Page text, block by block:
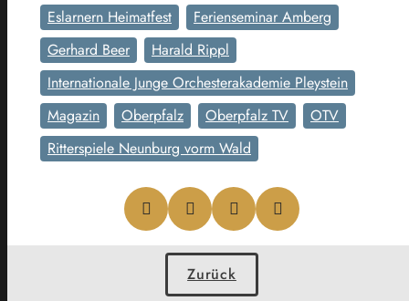
Eslarnern Heimatfest
Ferienseminar Amberg
Gerhard Beer
Harald Rippl
Internationale Junge Orchesterakademie Pleystein
Magazin
Oberpfalz Oberpfalz TV
OTV
Ritterspiele Neunburg vorm Wald
Zurück